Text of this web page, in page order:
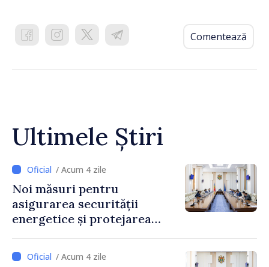
Comentează
Ultimele Știri
/ Acum 4 zile
Noi măsuri pentru
asigurarea securității
energetice și protejarea
de CNMC
/ Acum 4 zile